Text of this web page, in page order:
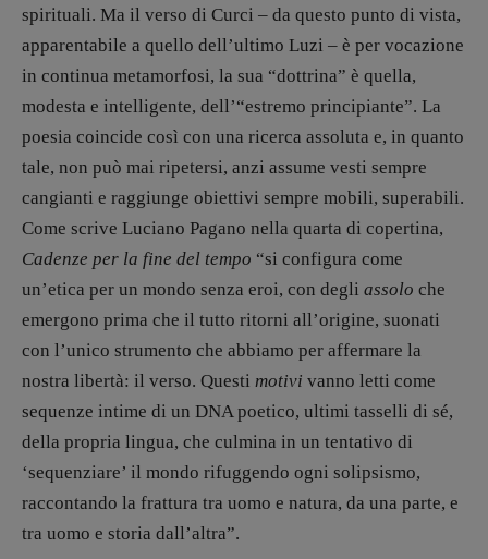
Marcoli,Elisabetta Michielin,Nicole
Spallina ,Roberto Sturm ,Tania Tonin
CONTATTI
Case editrici e coordinamento
recensioni:
Elio Grasso [eliovoyager@gmail.com]
Elisabetta Michielin
[michielin.elisabetta@gmail.com]
Coordinamento News in breve:
Anna da Re
Coordinamento Fumetti:
Fabio Malagnini
[fabio.malagnini@gmail.com]
Coordinamento Pulp for kids e social
Valentina Marcoli
[valentina.marcoli@gmail.com]
ARCHIVIO E AUTORI
spirituali. Ma il verso di Curci – da questo punto di vista,
apparentabile a quello dell’ultimo Luzi – è per vocazione
in continua metamorfosi, la sua “dottrina” è quella,
modesta e intelligente, dell’“estremo principiante”. La
poesia coincide così con una ricerca assoluta e, in quanto
tale, non può mai ripetersi, anzi assume vesti sempre
cangianti e raggiunge obiettivi sempre mobili, superabili.
Come scrive Luciano Pagano nella quarta di copertina,
Cadenze per la fine del tempo “si configura come
un’etica per un mondo senza eroi, con degli assolo che
emergono prima che il tutto ritorni all’origine, suonati
con l’unico strumento che abbiamo per affermare la
nostra libertà: il verso. Questi motivi vanno letti come
sequenze intime di un DNA poetico, ultimi tasselli di sé,
della propria lingua, che culmina in un tentativo di
‘sequenziare’ il mondo rifuggendo ogni solipsismo,
raccontando la frattura tra uomo e natura, da una parte, e
tra uomo e storia dall’altra”.